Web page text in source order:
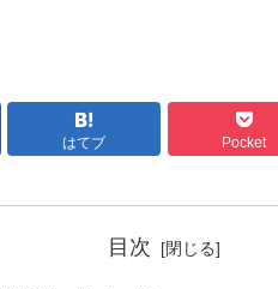
はてブ Pocket
目次